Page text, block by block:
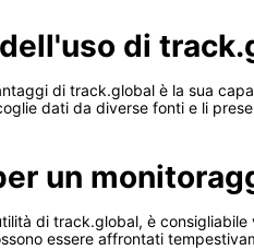
di
di track.global è la sua
dati da diverse fonti e li
un
di track.global, è
essere affrontati